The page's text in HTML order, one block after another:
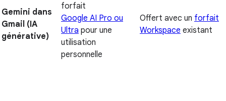
Gemini dans
Gmail (IA
générative)
forfait
Google AI Pro ou
Ultra pour une
utilisation
personnelle
Offert avec un forfait
Workspace existant